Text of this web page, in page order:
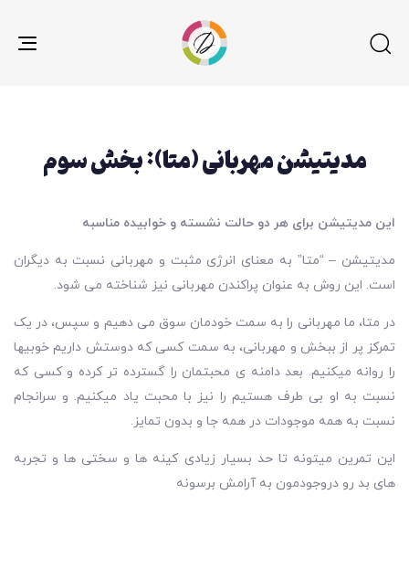
مدیتیشن مهربانی (متا): بخش سوم
این مدیتیشن برای هر دو حالت نشسته و خوابیده مناسبه
مدیتیشن – “متا” به معنای انرژی مثبت و مهربانی نسبت به دیگران
است. این روش به عنوان پراکندن مهربانی نیز شناخته می شود.
در متا، ما مهربانی را به سمت خودمان سوق می دهیم و سپس، در یک
تمرکز پر از ببخش و مهربانی، به سمت کسی که دوستش داریم خوبیها
را روانه میکنیم. بعد دامنه ی محبتمان را گسترده تر کرده و کسی که
نسبت به او بی طرف هستیم را نیز با محبت یاد میکنیم. و سرانجام
نسبت به همه موجودات در همه جا و بدون تمایز.
این تمرین میتونه تا حد بسیار زیادی کینه ها و سختی ها و تجربه
های بد رو در‌وجودمون به آرامش برسونه